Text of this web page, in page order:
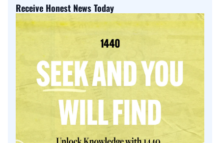
Receive Honest News Today